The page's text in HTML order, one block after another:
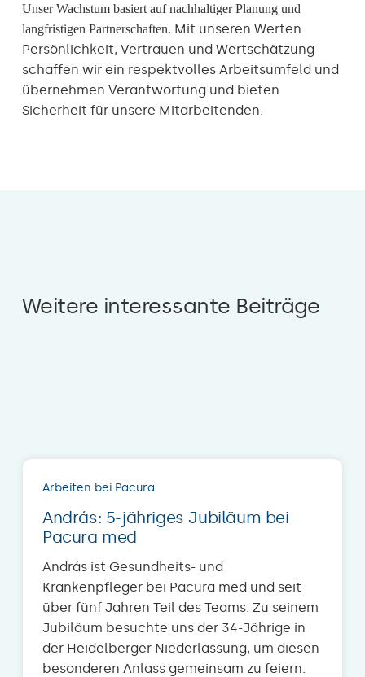
Unser Wachstum basiert auf nachhaltiger Planung und
langfristigen Partnerschaften. Mit unseren Werten
Persönlichkeit, Vertrauen und Wertschätzung
schaffen wir ein respektvolles Arbeitsumfeld und
übernehmen Verantwortung und bieten
Sicherheit für unsere Mitarbeitenden.
Weitere interessante Beiträge
Arbeiten bei Pacura
András: 5-jähriges Jubiläum bei
Pacura med
András ist Gesundheits- und
Krankenpfleger bei Pacura med und seit
über fünf Jahren Teil des Teams. Zu seinem
Jubiläum besuchte uns der 34-Jährige in
der Heidelberger Niederlassung, um diesen
besonderen Anlass gemeinsam zu feiern.